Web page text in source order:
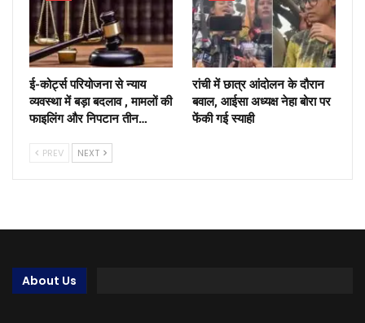
ई-कोर्ट्स परियोजना से न्याय
व्यवस्था में बड़ा बदलाव , मामलों की
फाइलिंग और निपटान तीन…
रांची में छात्र आंदोलन के दौरान
बवाल, आईसा अध्यक्ष नेहा बोरा पर
फेंकी गई स्याही
PREV NEXT
About Us